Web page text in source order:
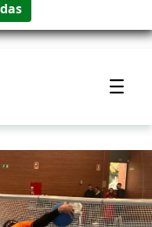
-